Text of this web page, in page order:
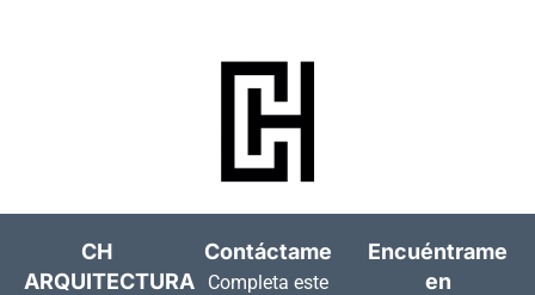
CH
ARQUITECTURA
Contáctame
Completa este
Encuéntrame
en